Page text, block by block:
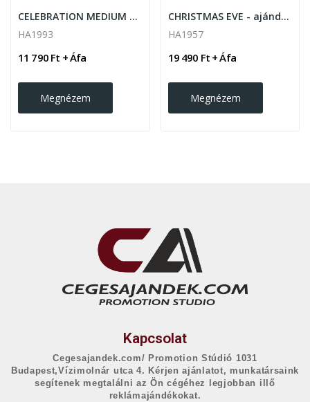
CELEBRATION MEDIUM karácsonyi ajándékcsomag
HA1993
11 790 Ft + Áfa
Megnézem
CHRISTMAS EVE - ajándékcsomag
HA1957
19 490 Ft + Áfa
Megnézem
Kapcsolat
Cegesajandek.com/ Promotion Stúdió 1031
Budapest,Vízimolnár utca 4. Kérjen ajánlatot, munkatársaink
segítenek megtalálni az Ön cégéhez legjobban illő
reklámajándékokat.